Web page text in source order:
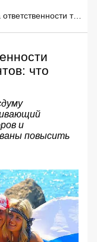
Новые правила ответственности туроператоров и турагентов: что изменится
что
и
повысить